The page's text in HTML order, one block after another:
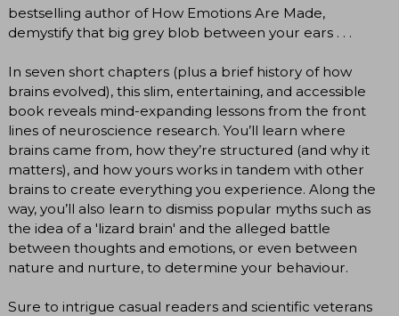
bestselling author of How Emotions Are Made,
demystify that big grey blob between your ears . . .
In seven short chapters (plus a brief history of how
brains evolved), this slim, entertaining, and accessible
book reveals mind-expanding lessons from the front
lines of neuroscience research. You’ll learn where
brains came from, how they’re structured (and why it
matters), and how yours works in tandem with other
brains to create everything you experience. Along the
way, you’ll also learn to dismiss popular myths such as
the idea of a 'lizard brain' and the alleged battle
between thoughts and emotions, or even between
nature and nurture, to determine your behaviour.
Sure to intrigue casual readers and scientific veterans